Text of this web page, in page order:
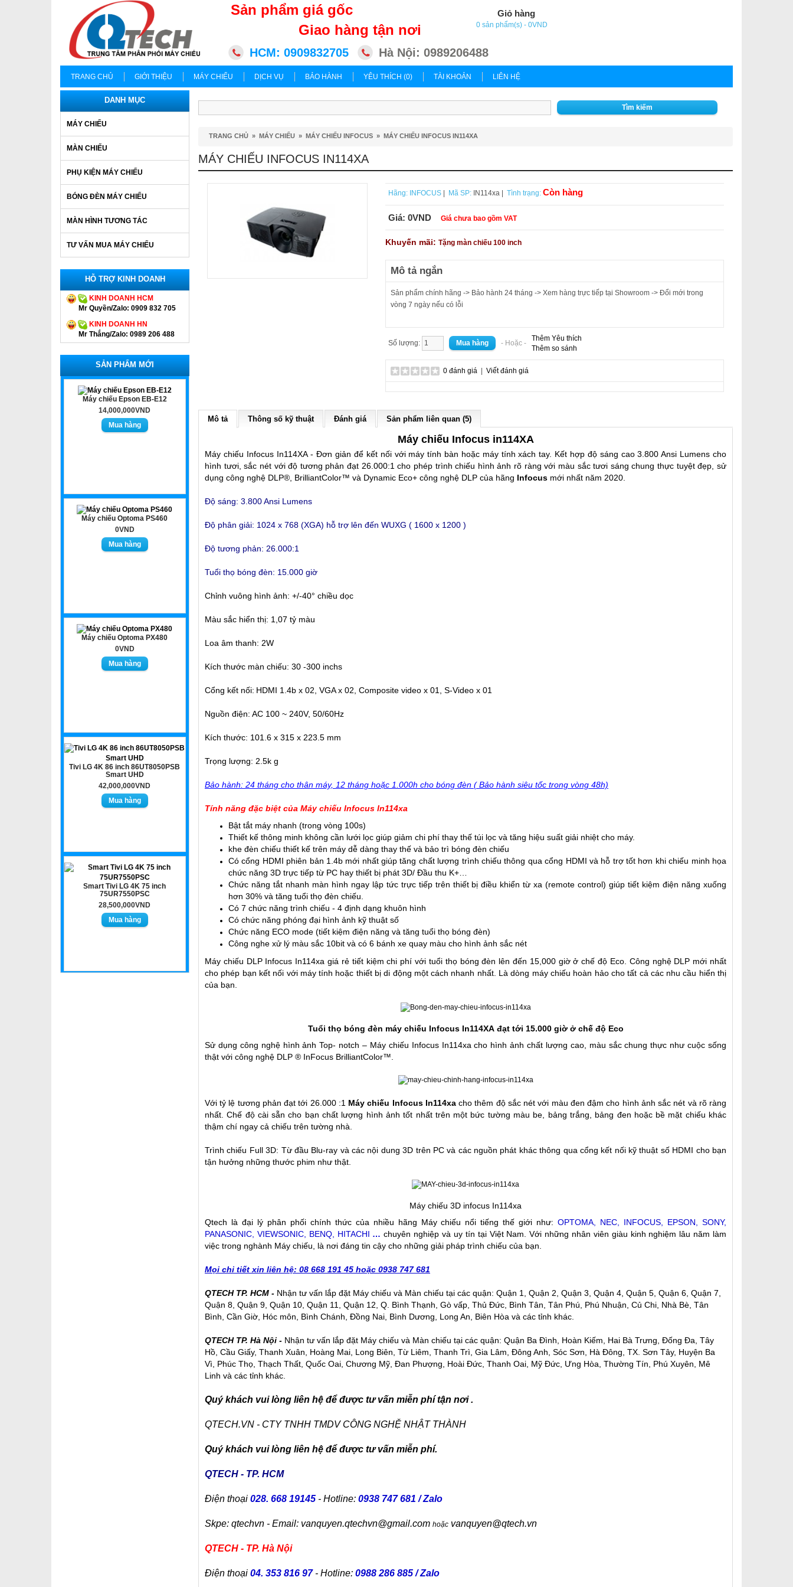
Sản phẩm giá gốc
Giao hàng tận nơi
Giỏ hàng
0 sản phẩm(s) - 0VND
HCM: 0909832705 Hà Nội: 0989206488
TRANG CHỦ GIỚI THIỆU MÁY CHIẾU DỊCH VỤ BẢO HÀNH YÊU THÍCH (0) TÀI KHOẢN LIÊN HỆ
DANH MỤC
MÁY CHIẾU
MÀN CHIẾU
PHỤ KIỆN MÁY CHIẾU
BÓNG ĐÈN MÁY CHIẾU
MÀN HÌNH TƯƠNG TÁC
TƯ VẤN MUA MÁY CHIẾU
HỖ TRỢ KINH DOANH
KINH DOANH HCM
Mr Quyền/Zalo: 0909 832 705
KINH DOANH HN
Mr Thắng/Zalo: 0989 206 488
SẢN PHẨM MỚI
Máy chiếu Epson EB-E12
14,000,000VND
Máy chiếu Optoma PS460
0VND
Máy chiếu Optoma PX480
0VND
Tivi LG 4K 86 inch 86UT8050PSB
Smart UHD
42,000,000VND
Smart Tivi LG 4K 75 inch
75UR7550PSC
28,500,000VND
Tìm kiếm
TRANG CHỦ » MÁY CHIẾU » MÁY CHIẾU INFOCUS » MÁY CHIẾU INFOCUS IN114XA
MÁY CHIẾU INFOCUS IN114XA
Hãng: INFOCUS| Mã SP:IN114xa | Tình trạng: Còn hàng
Giá: 0VND Giá chưa bao gồm VAT
Khuyến mãi: Tặng màn chiếu 100 inch
Mô tả ngắn
Sản phẩm chính hãng -> Bảo hành 24 tháng -> Xem hàng trực tiếp tại Showroom -> Đổi mới trong
vòng 7 ngày nếu có lỗi
Số lượng: - Hoặc -
Thêm Yêu thích
Thêm so sánh
0 đánh giá| Viết đánh giá
Mô tả Thông số kỹ thuật Đánh giá Sản phẩm liên quan (5)
Máy chiếu Infocus in114XA
Máy chiếu Infocus In114XA - Đơn giản để kết nối với máy tính bàn hoặc máy tính xách tay. Kết hợp độ sáng cao 3.800 Ansi Lumens cho
hình tươi, sắc nét với độ tương phản đạt 26.000:1 cho phép trình chiếu hình ảnh rõ ràng với màu sắc tươi sáng chung thực tuyệt đẹp, sử
dụng công nghệ DLP®, BrilliantColor™ và Dynamic Eco+ công nghệ DLP của hãng Infocus mới nhất năm 2020.
Độ sáng: 3.800 Ansi Lumens
Độ phân giải: 1024 x 768 (XGA) hỗ trợ lên đến WUXG ( 1600 x 1200 )
Độ tương phản: 26.000:1
Tuổi thọ bóng đèn: 15.000 giờ
Chỉnh vuông hình ảnh: +/-40° chiều dọc
Màu sắc hiển thị: 1,07 tỷ màu
Loa âm thanh: 2W
Kích thước màn chiếu: 30 -300 inchs
Cổng kết nối: HDMI 1.4b x 02, VGA x 02, Composite video x 01, S-Video x 01
Nguồn điện: AC 100 ~ 240V, 50/60Hz
Kích thước: 101.6 x 315 x 223.5 mm
Trọng lượng: 2.5k g
Bảo hành: 24 tháng cho thân máy, 12 tháng hoặc 1.000h cho bóng đèn ( Bảo hành siêu tốc trong vòng 48h)
Tính năng đặc biệt của Máy chiếu Infocus In114xa
Bật tắt máy nhanh (trong vòng 100s)
Thiết kế thông minh không cần lưới lọc giúp giảm chi phí thay thế túi lọc và tăng hiệu suất giải nhiệt cho máy.
khe đèn chiếu thiết kế trên máy dễ dàng thay thế và bảo trì bóng đèn chiếu
Có cổng HDMI phiên bản 1.4b mới nhất giúp tăng chất lượng trình chiếu thông qua cổng HDMI và hỗ trợ tốt hơn khi chiếu minh họa
chức năng 3D trực tiếp từ PC hay thiết bị phát 3D/ Đầu thu K+…
Chức năng tắt nhanh màn hình ngay lập tức trực tiếp trên thiết bị điều khiển từ xa (remote control) giúp tiết kiệm điện năng xuống
hơn 30% và tăng tuổi thọ đèn chiếu.
Có 7 chức năng trình chiếu - 4 định dạng khuôn hình
Có chức năng phóng đại hình ảnh kỹ thuật số
Chức năng ECO mode (tiết kiệm điện năng và tăng tuổi thọ bóng đèn)
Công nghe xử lý màu sắc 10bit và có 6 bánh xe quay màu cho hình ảnh sắc nét
Máy chiếu DLP Infocus In114xa giá rẻ tiết kiệm chi phí với tuổi thọ bóng đèn lên đến 15,000 giờ ở chế độ Eco. Công nghệ DLP mới nhất
cho phép bạn kết nối với máy tính hoặc thiết bị di động một cách nhanh nhất. Là dòng máy chiếu hoàn hảo cho tất cả các nhu cầu hiển thị
của bạn.
Tuổi thọ bóng đèn máy chiếu Infocus In114XA đạt tới 15.000 giờ ở chế độ Eco
Sử dụng công nghệ hình ảnh Top- notch – Máy chiếu Infocus In114xacho hình ảnh chất lượng cao, màu sắc chung thực như cuộc sống
thật với công nghệ DLP ® InFocus BrilliantColor™.
Với tỷ lệ tương phản đạt tới 26.000 :1 Máy chiếu Infocus In114xacho thêm độ sắc nét với màu đen đậm cho hình ảnh sắc nét và rõ ràng
nhất. Chế độ cài sẵn cho bạn chất lượng hình ảnh tốt nhất trên một bức tường màu be, bảng trắng, bảng đen hoặc bề mặt chiếu khác
thậm chí ngay cả chiếu trên tường nhà.
Trình chiếu Full 3D: Từ đầu Blu-ray và các nội dung 3D trên PC và các nguồn phát khác thông qua cổng kết nối kỹ thuật số HDMI cho bạn
tận hưởng những thước phim như thật.
Máy chiếu 3D infocus In114xa
Qtech là đại lý phân phối chính thức của nhiều hãng Máy chiếu nổi tiếng thế giới như:OPTOMA, NEC, INFOCUS, EPSON, SONY,
PANASONIC, VIEWSONIC, BENQ, HITACHI … chuyên nghiệp và uy tín tại Việt Nam. Với những nhân viên giàu kinh nghiệm lâu năm làm
việc trong nghành Máy chiếu, là nơi đáng tin cậy cho những giải pháp trình chiếu của bạn.
Mọi chi tiết xin liên hệ: 08 668 191 45 hoặc 0938 747 681
QTECH TP. HCM - Nhận tư vấn lắp đặt Máy chiếu và Màn chiếu tại các quận: Quận 1, Quận 2, Quận 3, Quận 4, Quận 5, Quận 6, Quận 7,
Quận 8, Quận 9, Quận 10, Quận 11, Quận 12, Q. Bình Thạnh, Gò vấp, Thủ Đức, Bình Tân, Tân Phú, Phú Nhuận, Củ Chi, Nhà Bè, Tân
Bình, Cần Giờ, Hóc môn, Bình Chánh, Đồng Nai, Bình Dương, Long An, Biên Hòa và các tỉnh khác.
QTECH TP. Hà Nội - Nhận tư vấn lắp đặt Máy chiếu và Màn chiếu tại các quận: Quận Ba Đình, Hoàn Kiếm, Hai Bà Trưng, Đống Đa, Tây
Hồ, Cầu Giấy, Thanh Xuân, Hoàng Mai, Long Biên, Từ Liêm, Thanh Trì, Gia Lâm, Đông Anh, Sóc Sơn, Hà Đông, TX. Sơn Tây, Huyện Ba
Vì, Phúc Thọ, Thạch Thất, Quốc Oai, Chương Mỹ, Đan Phượng, Hoài Đức, Thanh Oai, Mỹ Đức, Ưng Hòa, Thường Tín, Phú Xuyên, Mê
Linh và các tỉnh khác.
Quý khách vui lòng liên hệ để được tư vấn miễn phí tận nơi .
QTECH.VN - CTY TNHH TMDV CÔNG NGHỆ NHẬT THÀNH
Quý khách vui lòng liên hệ để được tư vấn miễn phí.
QTECH - TP. HCM
Điện thoại 028. 668 19145 - Hotline: 0938 747 681 / Zalo
Skpe: qtechvn - Email: vanquyen.qtechvn@gmail.com hoặc vanquyen@qtech.vn
QTECH - TP. Hà Nội
Điện thoại 04. 353 816 97- Hotline: 0988 286 885 / Zalo